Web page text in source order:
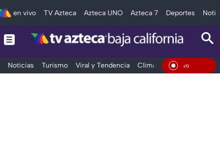
en vivo TV Azteca Azteca UNO Azteca 7 Deportes
Noticias Turismo Viral y Tendencia Clima Deportes
En Vivo